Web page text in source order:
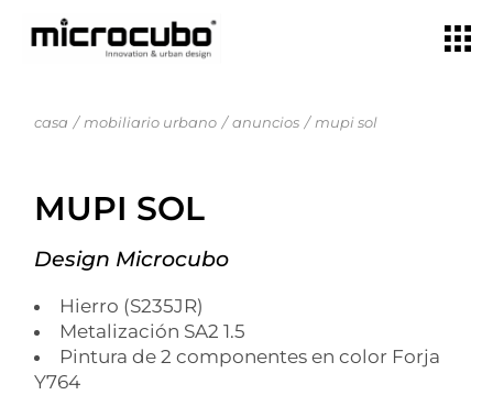
casa mobiliario urbano anuncios mupi sol
MUPI SOL
Design Microcubo
Hierro (S235JR)
Metalización SA2 1.5
Pintura de 2 componentes en color Forja
Y764